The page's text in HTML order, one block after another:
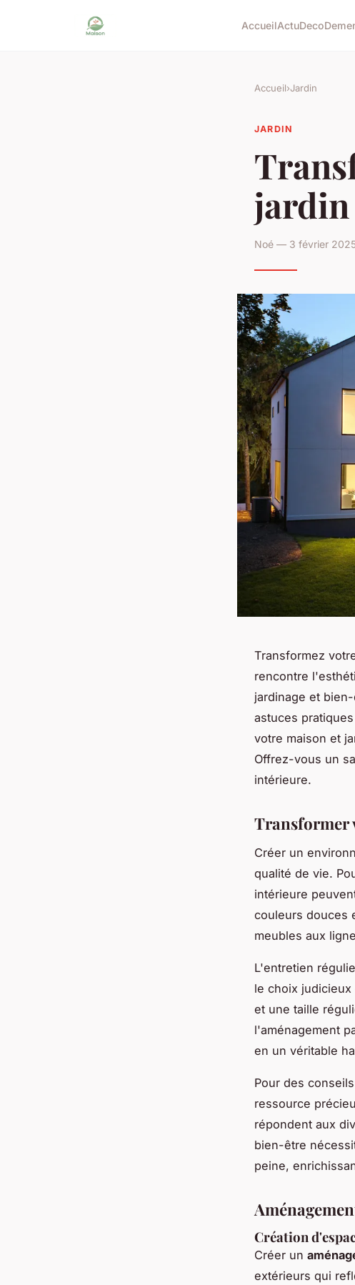
AccueilActuDeco
Accueil›Jardin
JARDIN
jardin
Noé — 3 février
Transformez
rencontre
jardinage et
astuces
votre maison et
Offrez-vous un
intérieure.
Transformer
Créer un
qualité de vie.
intérieure
couleurs douces
meubles aux
L'entretien
le choix
et une taille
l'aménagement
en un véritable
Pour des
ressource
répondent aux
bien-être
peine,
Création
Créer un
extérieurs qui